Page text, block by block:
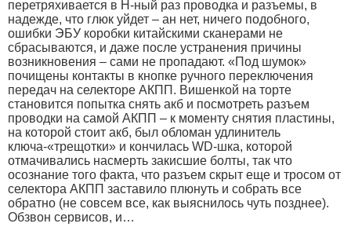
перетряхивается в Н-ный раз проводка и разъемы, в
надежде, что глюк уйдет – ан нет, ничего подобного,
ошибки ЭБУ коробки китайскими сканерами не
сбрасываются, и даже после устранения причины
возникновения – сами не пропадают. «Под шумок»
почищены контакты в кнопке ручного переключения
передач на селекторе АКПП. Вишенкой на торте
становится попытка снять акб и посмотреть разъем
проводки на самой АКПП – к моменту снятия пластины,
на которой стоит акб, был обломан удлинитель
ключа-«трещотки» и кончилась WD-шка, которой
отмачивались насмерть закисшие болты, так что
осознание того факта, что разъем скрыт еще и тросом от
селектора АКПП заставило плюнуть и собрать все
обратно (не совсем все, как выяснилось чуть позднее).
Обзвон сервисов, и…